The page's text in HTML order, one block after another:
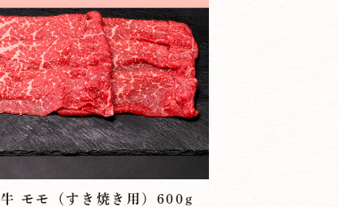
モモ（すき焼き用）600g